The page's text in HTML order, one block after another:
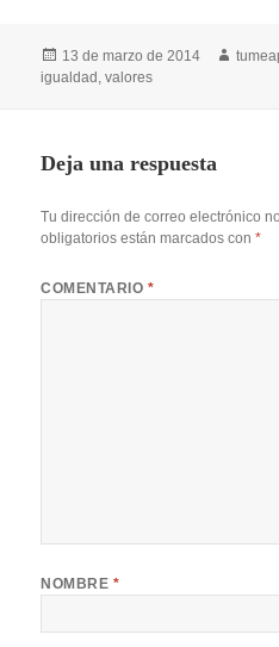
Publicado
el
13 de marzo de 2014 Autor
igualdad ,valores
Deja una respuesta
Tu dirección de correo electrónico
obligatorios están marcados con*
COMENTARIO *
NOMBRE *